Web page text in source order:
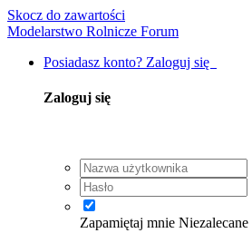
Skocz do zawartości
Modelarstwo Rolnicze Forum
Posiadasz konto? Zaloguj się
Zaloguj się
Zapamiętaj mnie Niezalecane